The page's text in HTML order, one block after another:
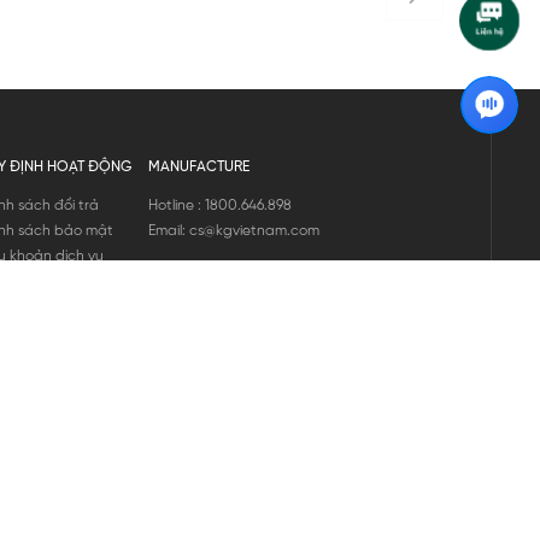
ĐỊNH HOẠT ĐỘNG
sách đổi trả
sách bảo mật
khoản dịch vụ
MANUFACTURE
Hotline : 1800.646.898
Email: cs@kgvietnam.com